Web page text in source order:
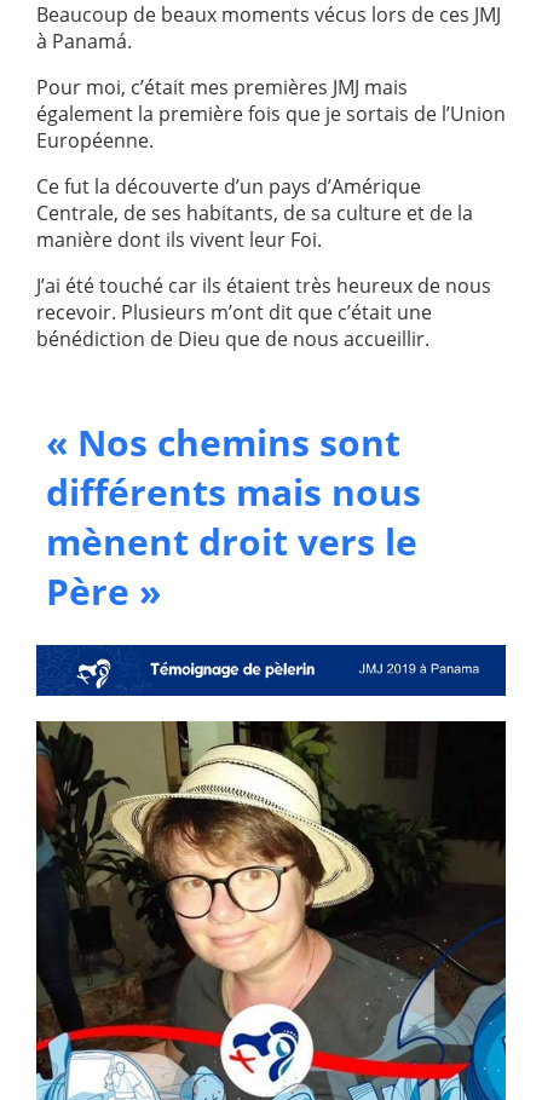
Beaucoup de beaux moments vécus lors de ces JMJ
à Panamá.
Pour moi, c’était mes premières JMJ mais
également la première fois que je sortais de l’Union
Européenne.
Ce fut la découverte d’un pays d’Amérique
Centrale, de ses habitants, de sa culture et de la
manière dont ils vivent leur Foi.
J’ai été touché car ils étaient très heureux de nous
recevoir. Plusieurs m’ont dit que c’était une
bénédiction de Dieu que de nous accueillir.
« Nos chemins sont
différents mais nous
mènent droit vers le
Père »